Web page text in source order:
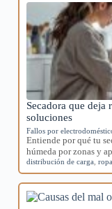
Secadora que deja
soluciones
Fallos por
Entiende por qué tu
húmeda por zonas y
distribución de carga ,